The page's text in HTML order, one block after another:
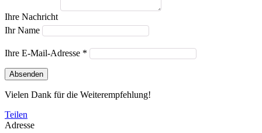
Ihre Nachricht
Ihr Name
Ihre E-Mail-Adresse *
Absenden
Vielen Dank für die Weiterempfehlung!
Teilen
Adresse